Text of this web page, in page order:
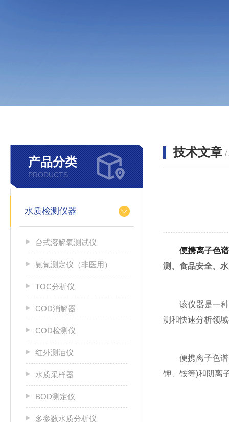
产品分类
PRODUCTS
水质检测仪器
台式溶解氧测试仪
氨氮测定仪（非医用）
TOC分析仪
COD消解器
COD检测仪
红外测油仪
水质采样器
BOD测定仪
多参数水质分析仪
技术文章 /
便携离子色
测、食品安全、
该仪器是一种
测和快速分析领
便携离子色谱仪
钾、铵等)和阴离